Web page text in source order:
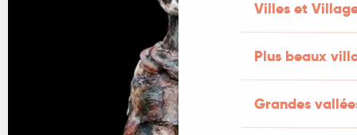
Villes et
Plus beaux
Grandes